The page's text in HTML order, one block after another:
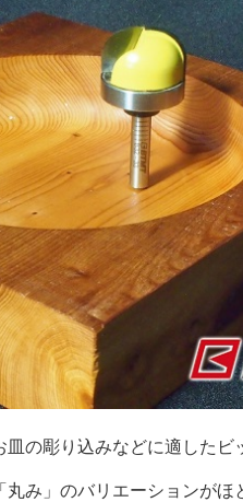
の彫り込みなどに適したビ
み」のバリエーションがほ